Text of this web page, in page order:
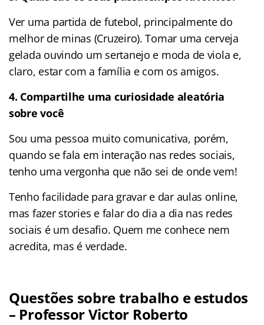
Ver uma partida de futebol, principalmente do
melhor de minas (Cruzeiro). Tomar uma cerveja
gelada ouvindo um sertanejo e moda de viola e,
claro, estar com a família e com os amigos.
4. Compartilhe uma curiosidade aleatória
sobre você
Sou uma pessoa muito comunicativa, porém,
quando se fala em interação nas redes sociais,
tenho uma vergonha que não sei de onde vem!
Tenho facilidade para gravar e dar aulas online,
mas fazer stories e falar do dia a dia nas redes
sociais é um desafio. Quem me conhece nem
acredita, mas é verdade.
Questões sobre trabalho e estudos
– Professor Victor Roberto